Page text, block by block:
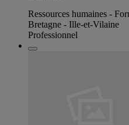
Ressources humaines -
Bretagne - Ille-et-Vilaine
Professionnel